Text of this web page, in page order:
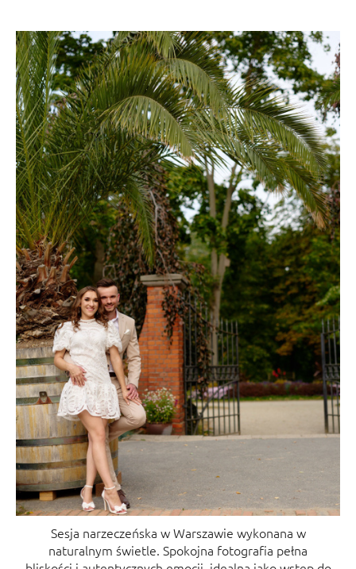
Sesja narzeczeńska w Warszawie wykonana w
naturalnym świetle. Spokojna fotografia pełna